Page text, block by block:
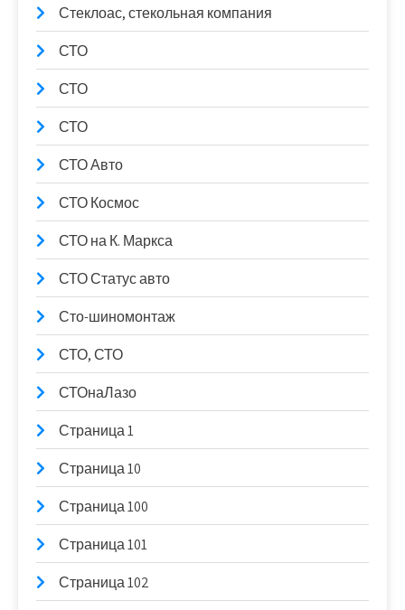
Стеклоас, стекольная компания
СТО
СТО
СТО
СТО Авто
СТО Космос
СТО на К. Маркса
СТО Статус авто
Сто-шиномонтаж
СТО, СТО
СТОнаЛазо
Страница 1
Страница 10
Страница 100
Страница 101
Страница 102